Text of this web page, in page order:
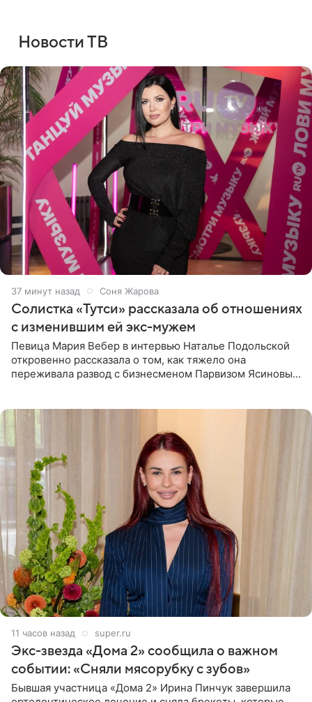
Новости ТВ
38 минут назад Соня Жарова
Солистка «Тутси» рассказала об отношениях
с изменившим ей экс-мужем
Певица Мария Вебер в интервью Наталье Подольской
откровенно рассказала о том, как тяжело она
переживала развод с бизнесменом Парвизом Ясиновым.
11 часов назад super.ru
Экс-звезда «Дома 2» сообщила о важном
событии: «Сняли мясорубку с зубов»
Бывшая участница «Дома 2» Ирина Пинчук завершила